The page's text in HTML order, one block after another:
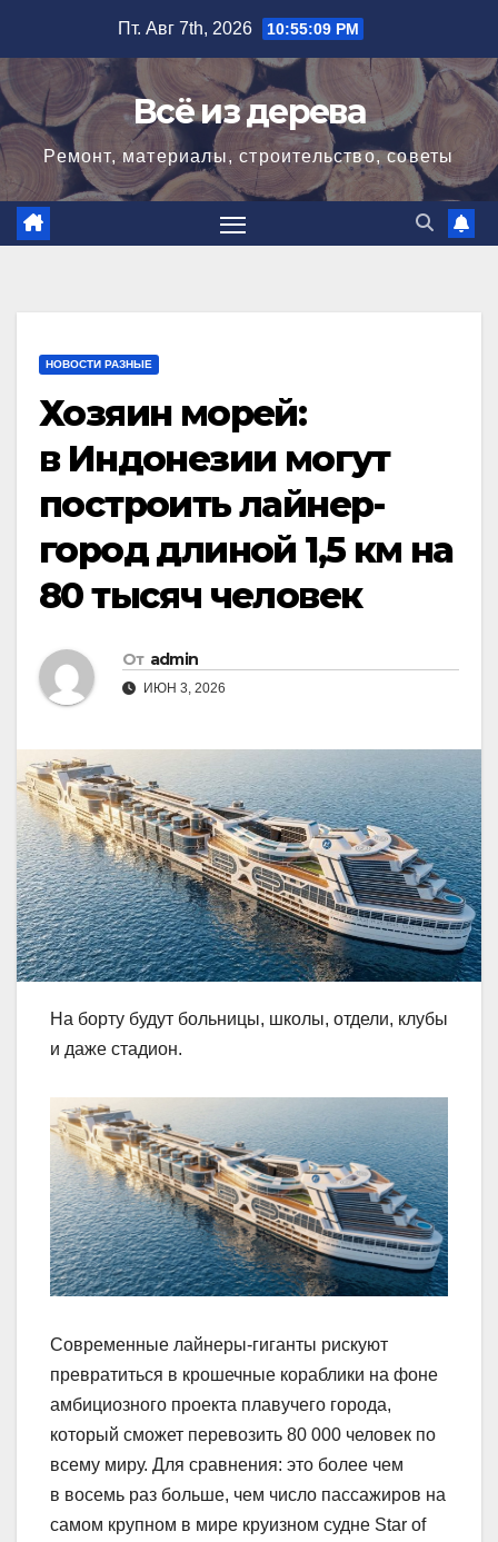
содержимому
Пт. Авг 7th, 2026 10:55:10 PM
Всё из дерева
Ремонт, материалы, строительство, советы
НОВОСТИ РАЗНЫЕ
Хозяин морей:
в Индонезии могут
построить лайнер-
город длиной 1,5 км на
80 тысяч человек
От admin
ИЮН 3, 2026
На борту будут больницы, школы, отдели, клубы
и даже стадион.
Современные лайнеры-гиганты рискуют
превратиться в крошечные кораблики на фоне
амбициозного проекта плавучего города,
который сможет перевозить 80 000 человек по
всему миру. Для сравнения: это более чем
в восемь раз больше, чем число пассажиров на
самом крупном в мире круизном судне Star of